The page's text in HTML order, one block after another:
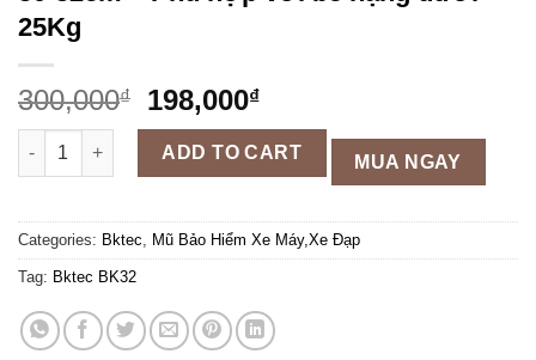
25Kg
300,000₫ 198,000₫
Mũ bảo hiểm trùm 3/4 đầu dành cho trẻ em từ 4-8 tuổi -
ADD TO CART MUA NGAY
Categories: Bktec Mũ Bảo Hiểm Xe Máy,Xe Đạp
Tag: Bktec BK32